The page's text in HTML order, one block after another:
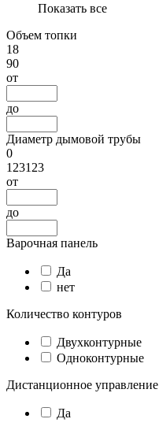
Показать все
Объем топки
18
90
от
до
Диаметр дымовой трубы
0
123123
от
до
Варочная панель
Да
нет
Количество контуров
Двухконтурные
Одноконтурные
Дистанционное управление
Да